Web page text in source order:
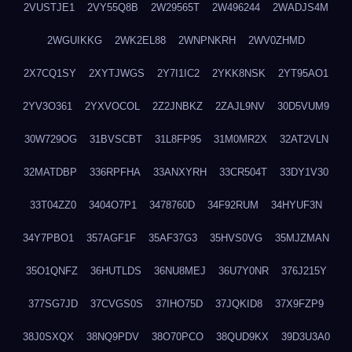
2VUSTJE1 2VY55Q8B 2W29565T 2W496244 2WADJS4M
2WGUIKKG 2WK2EL88 2WNPNKRH 2WV0ZHMD
2X7CQ1SY 2XYTJWGS 2Y7I1IC2 2YKK8NSK 2YT95AO1
2YV3O361 2YXVOCOL 2Z2JNBKZ 2ZAJL9NV 30D5VUM9
30W729OG 31BVSCBT 31L8FP95 31M0MR2X 32AT2VLN
32MATDBP 336RPFHA 33ANXYRH 33CR504T 33DY1V30
33T04ZZ0 3404O7P1 3478760D 34F92RUM 34HYUF3N
34Y7PBO1 357AGF1F 35AF37G3 35HVS0VG 35MJZMAN
35O1QNFZ 36HUTLDS 36NU8MEJ 36U7Y0NR 376J215Y
377SG7JD 37CVGS0S 37IHO75D 37JQKID8 37X9FZP9
38J0SXQX 38NQ9PDV 38O70PCO 38QUD9KX 39D3U3A0